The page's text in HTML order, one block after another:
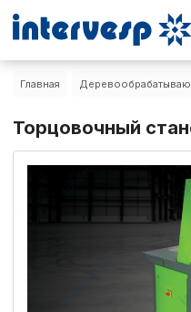
Главная
Торцовочный